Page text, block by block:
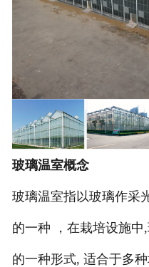
玻璃温室概念
玻璃温室指以玻璃作采
的一种 ，在栽培设施
的一种形式, 适合于多